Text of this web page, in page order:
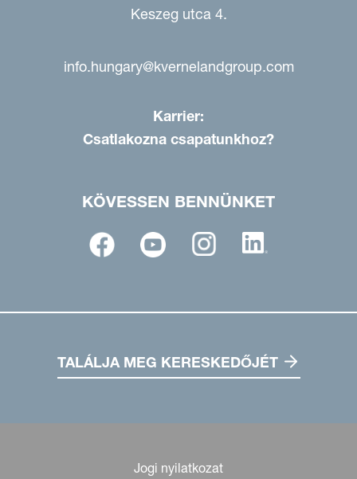
Keszeg utca 4.
info.hungary@kvernelandgroup.com
Karrier:
Csatlakozna csapatunkhoz?
KÖVESSEN BENNÜNKET
TALÁLJA MEG KERESKEDŐJÉT
Jogi nyilatkozat